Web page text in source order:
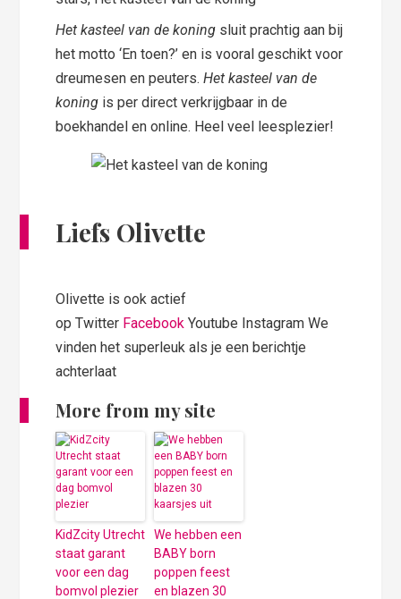
Het kasteel van de koning sluit prachtig aan bij
het motto ‘En toen?’ en is vooral geschikt voor
dreumesen en peuters.Het kasteel van de
koning is per direct verkrijgbaar in de
boekhandel en online. Heel veel leesplezier!
Liefs Olivette
Olivette is ook actief
op Twitter Facebook Youtube Instagram We
vinden het superleuk als je een berichtje
achterlaat
More from my site
KidZcity Utrecht
staat garant
voor een dag
bomvol plezier
We hebben een
BABY born
poppen feest
en blazen 30